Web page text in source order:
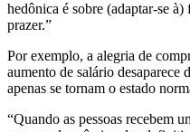
hedônica é sobre (adaptar-se
prazer.”
Por exemplo, a alegria de
aumento de salário desaparece
apenas se tornam o estado
“Quando as pessoas recebem